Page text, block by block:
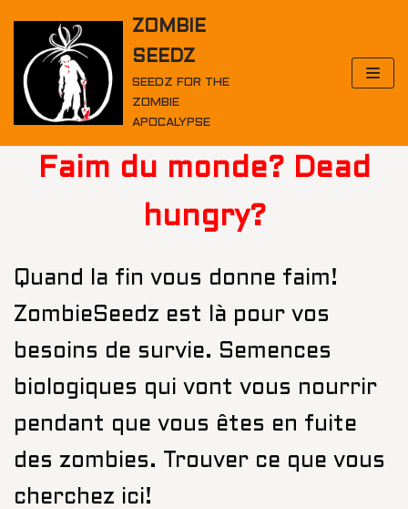
Skip
content
ZOMBIE
SEEDZ
SEEDZ FOR THE
ZOMBIE
APOCALYPSE
Faim du monde? Dead
hungry?
Quand la fin vous donne faim!
ZombieSeedz est là pour vos
besoins de survie. Semences
biologiques qui vont vous nourrir
pendant que vous êtes en fuite
des zombies. Trouver ce que vous
cherchez ici!